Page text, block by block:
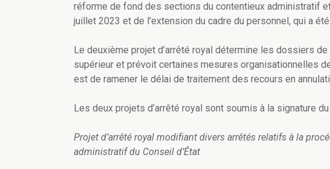
réforme de fond des sections du contentieux administratif
juillet 2023 et de l'extension du cadre du personnel, qui a
Le deuxième projet d’arrêté royal détermine les dossiers
supérieur et prévoit certaines mesures organisationnelles
est de ramener le délai de traitement des recours en
Les deux projets d’arrêté royal sont soumis à la signature du
Projet d’arrêté royal modifiant divers arrêtés relatifs à la
administratif du Conseil d’État